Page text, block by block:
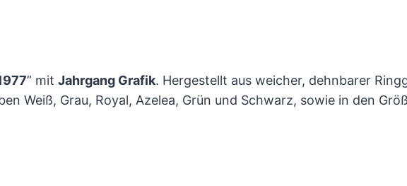
” mit Jahrgang Grafik. Hergestellt aus weicher, dehnbarer
Weiß, Grau, Royal, Azelea, Grün und Schwarz, sowie in den